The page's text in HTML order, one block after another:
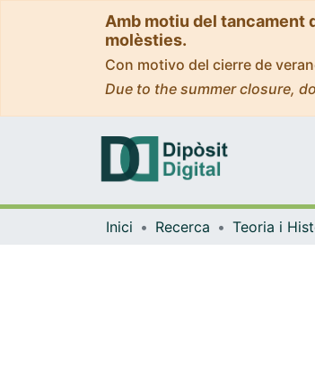
Amb motiu del tancament
molèsties.
Con motivo del cierre de
Due to the summer closure,
Inici Recerca